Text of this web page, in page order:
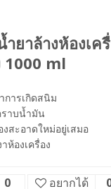
ำยาล้างห้องเ
1000 ml
ารเกิดสนิม
าบน้ำมัน
งสะอาดใหม่อยู่เสมอ
ห้องเครื่อง
0 อยากได้